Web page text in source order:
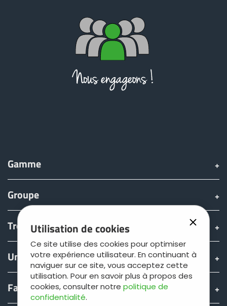
Utilisation de cookies
Ce site utilise des cookies pour optimiser
votre expérience utilisateur. En continuant à
naviguer sur ce site, vous acceptez cette
utilisation. Pour en savoir plus à propos des
cookies, consulter notre politique de
confidentialité.
中文
Português
Türk
Gamme
Groupe
Trouver & acheter
Univers JOSKIN
Fan shop